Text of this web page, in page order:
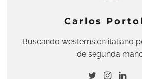
Carlos
Buscando westerns en italiano
de segunda